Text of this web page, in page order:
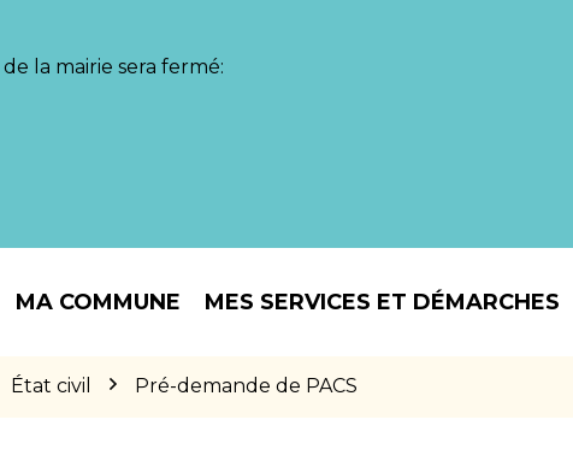
la mairie sera fermé:
MA COMMUNE MES SERVICES ET DÉMARCHES
État civil Pré-demande de PACS